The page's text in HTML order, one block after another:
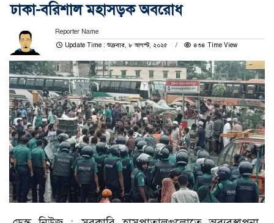
ঢাকা-বরিশাল মহাসড়ক অবরোধ
Reporter Name
Update Time : শুক্রবার, ৮ আগস্ট, ২০২৫
৪৩৪ Time View